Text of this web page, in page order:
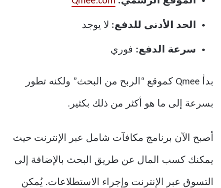
الحد الأدنى للدفع: لا يوجد
سرعة الدفع: فوري
بدأ Qmee كموقع “الربح من البحث” ولكنه تطور
بسرعة إلى ما هو أكثر من ذلك بكثير.
أصبح الآن برنامج مكافآت شامل عبر الإنترنت حيث
يمكنك كسب المال عن طريق البحث بالإضافة إلى
التسوق عبر الإنترنت وإجراء الاستطلاعات. يُمكن